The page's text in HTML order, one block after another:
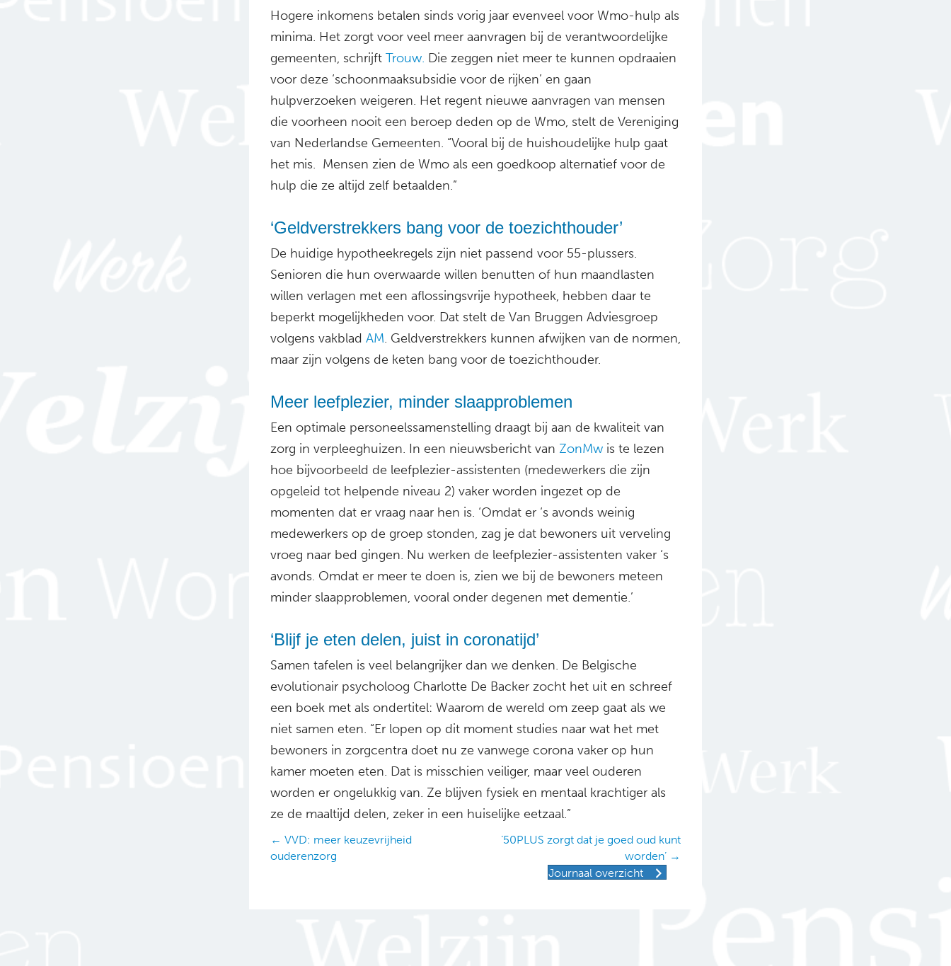
Hogere inkomens betalen sinds vorig jaar evenveel voor Wmo-hulp als
minima. Het zorgt voor veel meer aanvragen bij de verantwoordelijke
gemeenten, schrijft Trouw. Die zeggen niet meer te kunnen opdraaien
voor deze ‘schoonmaaksubsidie voor de rijken’ en gaan
hulpverzoeken weigeren. Het regent nieuwe aanvragen van mensen
die voorheen nooit een beroep deden op de Wmo, stelt de Vereniging
van Nederlandse Gemeenten. “Vooral bij de huishoudelijke hulp gaat
het mis. Mensen zien de Wmo als een goedkoop alternatief voor de
hulp die ze altijd zelf betaalden.”
‘Geldverstrekkers bang voor de toezichthouder’
De huidige hypotheekregels zijn niet passend voor 55-plussers.
Senioren die hun overwaarde willen benutten of hun maandlasten
willen verlagen met een aflossingsvrije hypotheek, hebben daar te
beperkt mogelijkheden voor. Dat stelt de Van Bruggen Adviesgroep
volgens vakblad AM. Geldverstrekkers kunnen afwijken van de normen,
maar zijn volgens de keten bang voor de toezichthouder.
Meer leefplezier, minder slaapproblemen
Een optimale personeelssamenstelling draagt bij aan de kwaliteit van
zorg in verpleeghuizen. In een nieuwsbericht van ZonMw is te lezen
hoe bijvoorbeeld de leefplezier-assistenten (medewerkers die zijn
opgeleid tot helpende niveau 2) vaker worden ingezet op de
momenten dat er vraag naar hen is. ‘Omdat er ‘s avonds weinig
medewerkers op de groep stonden, zag je dat bewoners uit verveling
vroeg naar bed gingen. Nu werken de leefplezier-assistenten vaker ‘s
avonds. Omdat er meer te doen is, zien we bij de bewoners meteen
minder slaapproblemen, vooral onder degenen met dementie.’
‘Blijf je eten delen, juist in coronatijd’
Samen tafelen is veel belangrijker dan we denken. De Belgische
evolutionair psycholoog Charlotte De Backer zocht het uit en schreef
een boek met als ondertitel: Waarom de wereld om zeep gaat als we
niet samen eten. “Er lopen op dit moment studies naar wat het met
bewoners in zorgcentra doet nu ze vanwege corona vaker op hun
kamer moeten eten. Dat is misschien veiliger, maar veel ouderen
worden er ongelukkig van. Ze blijven fysiek en mentaal krachtiger als
ze de maaltijd delen, zeker in een huiselijke eetzaal.”
Posts
navigation
← VVD: meer keuzevrijheid
ouderenzorg
‘50PLUS zorgt dat je goed oud kunt
worden’ →
Journaal overzicht